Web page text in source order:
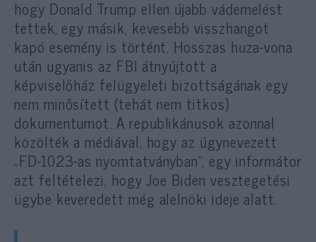
hogy Donald Trump ellen újabb vádemelést
tettek, egy másik, kevesebb visszhangot
kapó esemény is történt. Hosszas huza-vona
után ugyanis az FBI átnyújtott a
képviselőház felügyeleti bizottságának egy
nem minősített (tehát nem titkos)
dokumentumot. A republikánusok azonnal
közölték a médiával, hogy az úgynevezett
„FD-1023-as nyomtatványban”, egy informátor
azt feltételezi, hogy Joe Biden vesztegetési
ügybe keveredett még alelnöki ideje alatt.